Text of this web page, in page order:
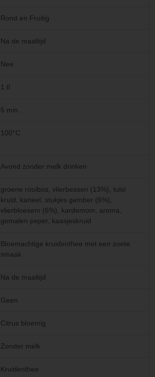
Rond en Fruitig
Na de maaltijd
Nee
1 tl
5 min.
100°C
Avond zonder melk drinken
groene rooibos, vlierbessen (13%), tulsi
kruid, kaneel, stukjes gember (6%),
vlierbloesem (6%), kardemom, aroma,
gemalen peper, kaasjeskruid
Bloemachtige kruidenthee met een zoete
smaak
Na de maaltijd
Geen
Citrus bloemig
Zonder melk
Kruidenthee